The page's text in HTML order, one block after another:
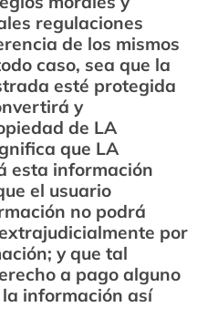
regulaciones
de los mismos
caso, sea que la
esté protegida
y
de LA
que LA
esta información
el usuario
no podrá
por
y que tal
a pago alguno
información así